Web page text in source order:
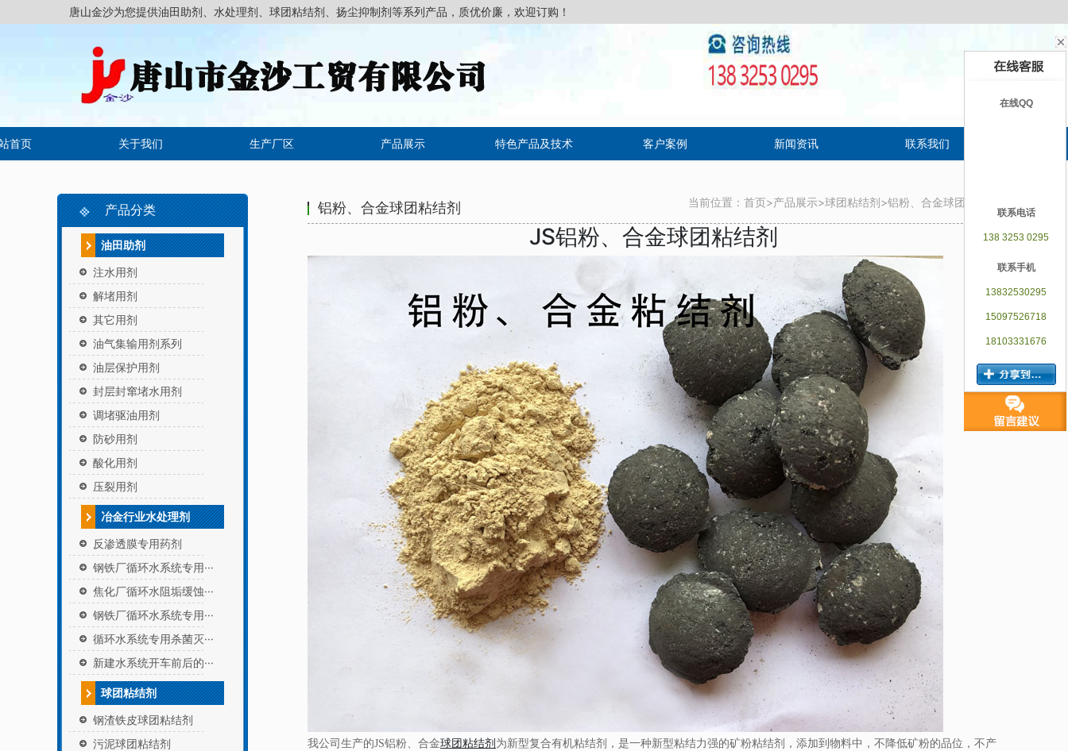
唐山金沙为您提供油田助剂、水处理剂、球团粘结剂、扬尘抑制剂等系列产品，质优价廉，欢迎订购！
首页 关于我们 生产厂区 产品展示 特色产品及技术 客户案例 新闻资讯 联系我们
产品分类
油田助剂
注水用剂
解堵用剂
其它用剂
油气集输用剂系列
油层保护用剂
封层封窜堵水用剂
调堵驱油用剂
防砂用剂
酸化用剂
压裂用剂
冶金行业水处理剂
反渗透膜专用药剂
钢铁厂循环水系统专用···
焦化厂循环水阻垢缓蚀···
钢铁厂循环水系统专用···
循环水系统专用杀菌灭···
新建水系统开车前后的···
球团粘结剂
钢渣铁皮球团粘结剂
污泥球团粘结剂
铝粉、合金球团粘结剂 当前位置： 首页>产品展示>球团粘结剂>铝粉、合金球团粘结剂
JS铝粉、合金球团粘结剂
我公司生产的JS铝粉、合金球团粘结剂 为新型复合有机粘结剂，是一种新型粘结力强的矿粉粘结剂，添加到物料中，不降低矿粉的品位，不产
在线QQ
联系电话
138 3253 0295
联系手机
13832530295
15097526718
18103331676